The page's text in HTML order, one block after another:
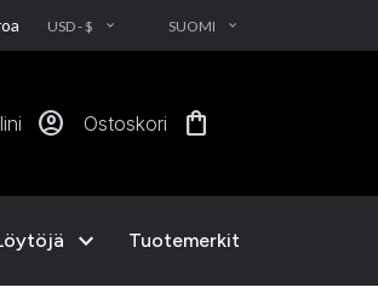
USD - $ EXPAND_MORE SUOMI EXPAND_MORE
account_circle Ostoskori shopping_bag
expand_more Tuotemerkit